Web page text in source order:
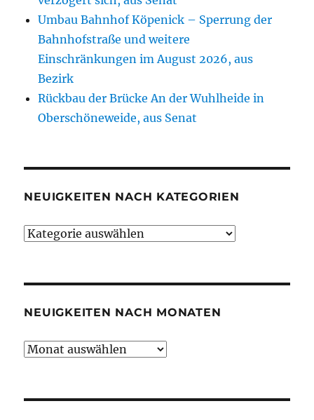
Umbau Bahnhof Köpenick – Sperrung der
Bahnhofstraße und weitere
Einschränkungen im August 2026, aus
Bezirk
Rückbau der Brücke An der Wuhlheide in
Oberschöneweide, aus Senat
NEUIGKEITEN NACH KATEGORIEN
Neuigkeiten
NEUIGKEITEN NACH MONATEN
Neuigkeiten